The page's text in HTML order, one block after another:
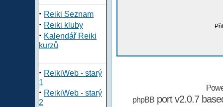
· Reiki Seznam
· Reiki kluby
· Kalendář Reiki
kurzů
· ReikiWeb - starý
1
· ReikiWeb - starý
2
phpBBport v2.0.7